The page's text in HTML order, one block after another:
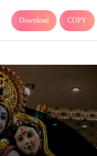
Download COPY